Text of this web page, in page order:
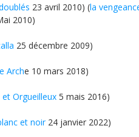
23 avril 2010) (la
2010)
25 décembre 2009)
Arche 10 mars 2018)
Orgueilleux 5 mais 2016)
et noir24 janvier 2022)